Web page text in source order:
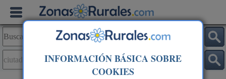
INFORMACIÓN BÁSICA SOBRE
COOKIES